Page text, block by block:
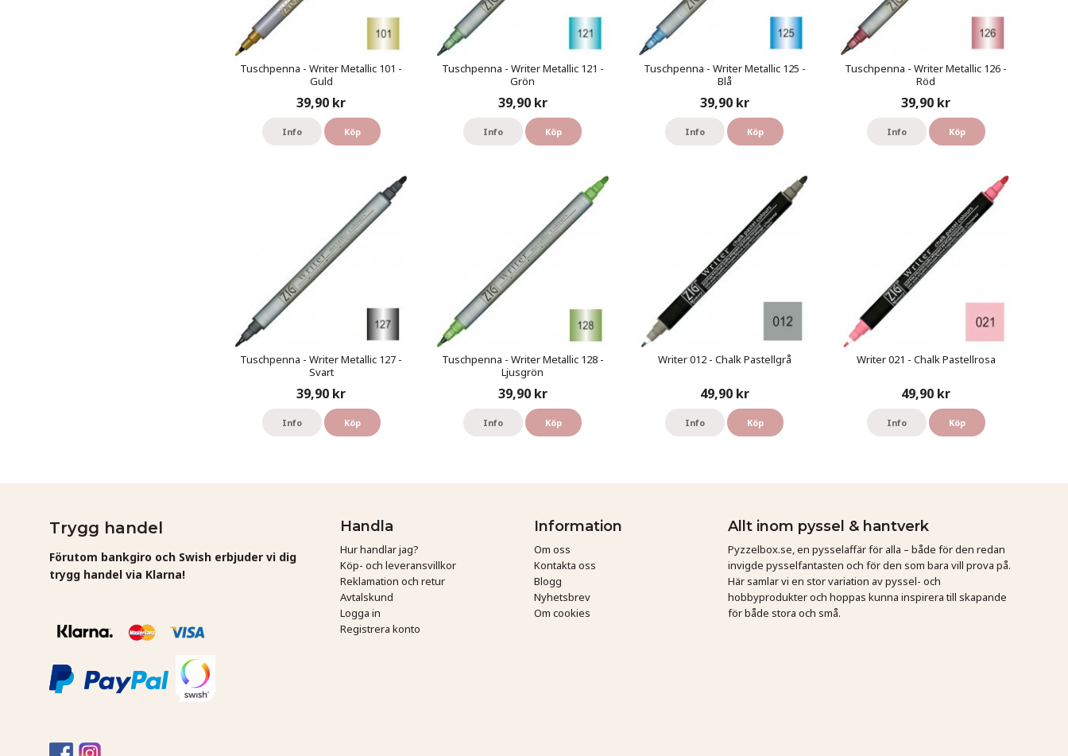
Tuschpenna - Writer Metallic 101 -
Guld
39,90 kr
Info Köp
Tuschpenna - Writer Metallic 121 -
Grön
39,90 kr
Info Köp
Tuschpenna - Writer Metallic 125 -
Blå
39,90 kr
Info Köp
Tuschpenna - Writer Metallic 126 -
Röd
39,90 kr
Info Köp
Tuschpenna - Writer Metallic 127 -
Svart
39,90 kr
Info Köp
Tuschpenna - Writer Metallic 128 -
Ljusgrön
39,90 kr
Info Köp
Writer 012 - Chalk Pastellgrå
49,90 kr
Info Köp
Writer 021 - Chalk Pastellrosa
49,90 kr
Info Köp
Trygg handel
Förutom bankgiro och Swish erbjuder vi dig
trygg handel via Klarna!
Handla
Hur handlar jag?
Köp- och leveransvillkor
Reklamation och retur
Avtalskund
Logga in
Registrera konto
Information
Om oss
Kontakta oss
Blogg
Nyhetsbrev
Om cookies
Allt inom pyssel & hantverk
Pyzzelbox.se, en pysselaffär för alla – både för den redan
invigde pysselfantasten och för den som bara vill prova på.
Här samlar vi en stor variation av pyssel- och
hobbyprodukter och hoppas kunna inspirera till skapande
för både stora och små.